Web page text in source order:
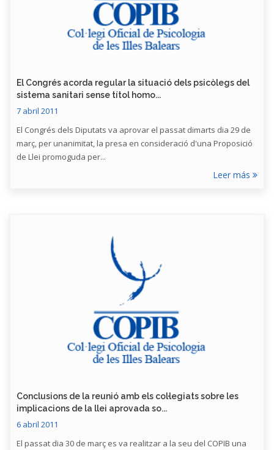
El Congrés acorda regular la situació dels psicòlegs del
sistema sanitari sense títol homo...
7 abril 2011
El Congrés dels Diputats va aprovar el passat dimarts dia 29 de
març, per unanimitat, la presa en consideració d'una Proposició
de Llei promoguda per...
Leer más
Conclusions de la reunió amb els col·legiats sobre les
implicacions de la llei aprovada so...
6 abril 2011
El passat dia 30 de març es va realitzar a la seu del COPIB una